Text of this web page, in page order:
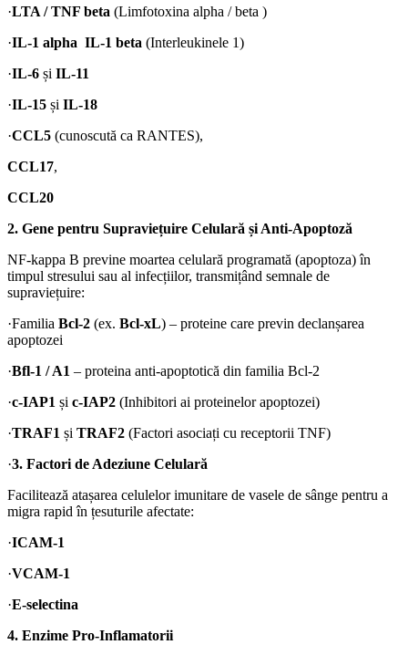
·LTA / TNF beta (Limfotoxina alpha / beta )
·IL-1 alpha IL-1 beta (Interleukinele 1)
·IL-6 și IL-11
·IL-15 și IL-18
·CCL5 (cunoscută ca RANTES),
CCL17,
CCL20
2. Gene pentru Supraviețuire Celulară și Anti-Apoptoză
NF-kappa B previne moartea celulară programată (apoptoza) în
timpul stresului sau al infecțiilor, transmițând semnale de
supraviețuire:
·Familia Bcl-2 (ex. Bcl-xL) – proteine care previn declanșarea
apoptozei
·Bfl-1 / A1 – proteina anti-apoptotică din familia Bcl-2
·c-IAP1 și c-IAP2 (Inhibitori ai proteinelor apoptozei)
·TRAF1 și TRAF2 (Factori asociați cu receptorii TNF)
·3. Factori de Adeziune Celulară
Facilitează atașarea celulelor imunitare de vasele de sânge pentru a
migra rapid în țesuturile afectate:
·ICAM-1
·VCAM-1
·E-selectina
4. Enzime Pro-Inflamatorii